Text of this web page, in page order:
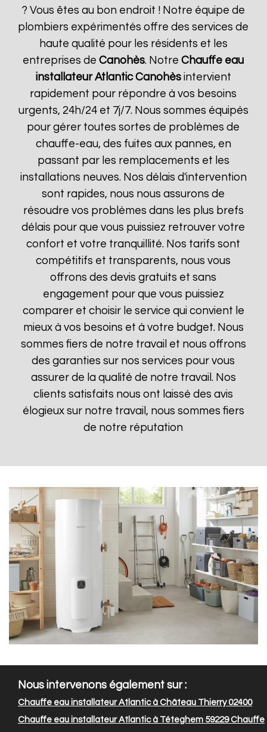
? Vous êtes au bon endroit ! Notre équipe de
plombiers expérimentés offre des services de
haute qualité pour les résidents et les
entreprises deCanohès. NotreChauffe eau
installateur Atlantic Canohèsintervient
rapidement pour répondre à vos besoins
urgents, 24h/24 et 7j/7. Nous sommes équipés
pour gérer toutes sortes de problèmes de
chauffe-eau, des fuites aux pannes, en
passant par les remplacements et les
installations neuves. Nos délais d'intervention
sont rapides, nous nous assurons de
résoudre vos problèmes dans les plus brefs
délais pour que vous puissiez retrouver votre
confort et votre tranquillité. Nos tarifs sont
compétitifs et transparents, nous vous
offrons des devis gratuits et sans
engagement pour que vous puissiez
comparer et choisir le service qui convient le
mieux à vos besoins et à votre budget. Nous
sommes fiers de notre travail et nous offrons
des garanties sur nos services pour vous
assurer de la qualité de notre travail. Nos
clients satisfaits nous ont laissé des avis
élogieux sur notre travail, nous sommes fiers
de notre réputation
Nous intervenons également sur :
Chauffe eau installateur Atlantic à Château Thierry 02400
Chauffe eau installateur Atlantic à Téteghem 59229Chauffe